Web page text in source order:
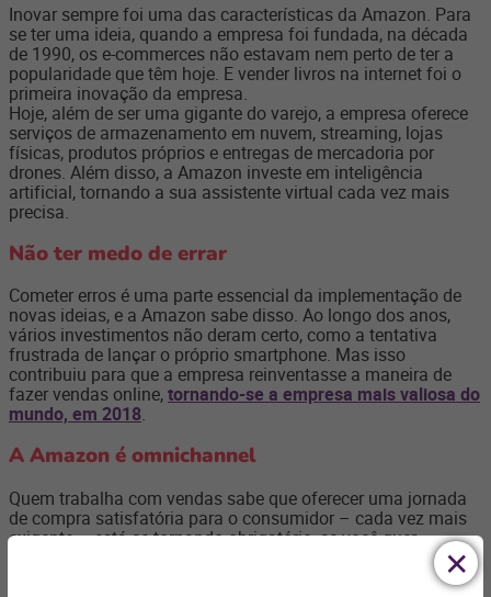
Inovar sempre foi uma das características da Amazon. Para
se ter uma ideia, quando a empresa foi fundada, na década
de 1990, os e-commerces não estavam nem perto de ter a
popularidade que têm hoje. E vender livros na internet foi o
primeira inovação da empresa.
Hoje, além de ser uma gigante do varejo, a empresa oferece
serviços de armazenamento em nuvem, streaming, lojas
físicas, produtos próprios e entregas de mercadoria por
drones. Além disso, a Amazon investe em inteligência
artificial, tornando a sua assistente virtual cada vez mais
precisa.
Não ter medo de errar
Cometer erros é uma parte essencial da implementação de
novas ideias, e a Amazon sabe disso. Ao longo dos anos,
vários investimentos não deram certo, como a tentativa
frustrada de lançar o próprio smartphone. Mas isso
contribuiu para que a empresa reinventasse a maneira de
fazer vendas online,tornando-se a empresa mais valiosa do
mundo, em 2018.
A Amazon é omnichannel
Quem trabalha com vendas sabe que oferecer uma jornada
de compra satisfatória para o consumidor – cada vez mais
exigente – está se tornando obrigatório, se você quer